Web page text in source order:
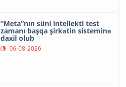
“Meta”nın süni intellekti test
zamanı başqa şirkətin sisteminə
daxil olub
06-08-2026